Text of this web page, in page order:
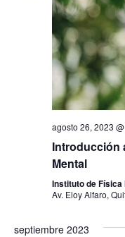
agosto 26, 2023
Introducción
Mental
Instituto de Física
Av. Eloy Alfaro,
septiembre 2023